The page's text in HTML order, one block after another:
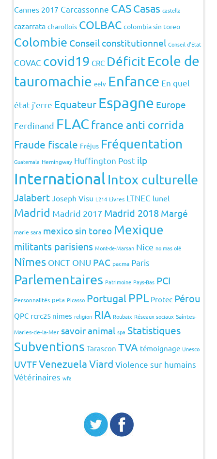
Cannes 2017 Carcassonne CASCasas castella
cazarrata charollois COLBAC colombia sin toreo
Colombie Conseil constitutionnel Conseil d'Etat
COVAC covid19 CRC DéficitEcole de
tauromachie eelv Enfance En quel
état j'erre Equateur Espagne Europe
Ferdinand FLAC france anti corrida
Fraude fiscale Fréjus Fréquentation
Guatemala Hemingway Huffington Post ilp
International Intox culturelle
Jalabert Joseph Visu L214 Livres LTNEC lunel
Madrid Madrid 2017 Madrid 2018 Margé
marie sara mexico sin toreo Mexique
militants parisiens Mont-de-Marsan Nice no mas olé
Nîmes ONCT ONU PAC pacma Paris
Parlementaires Patrimoine Pays-Bas PCI
Personnalités peta Picasso Portugal PPL Protec Pérou
QPC rcrc25 nimes religion RIA Roubaix Réseaux sociaux Saintes-
Maries-de-la-Mer savoir animal spa Statistiques
Subventions Tarascon TVA témoignage Unesco
UVTFVenezuelaViard Violence sur humains
Vétérinaires wfa